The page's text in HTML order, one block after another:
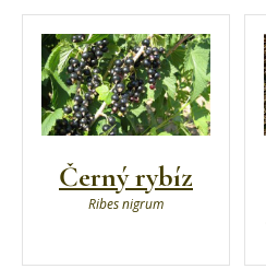
Černý rybíz
Ribes nigrum